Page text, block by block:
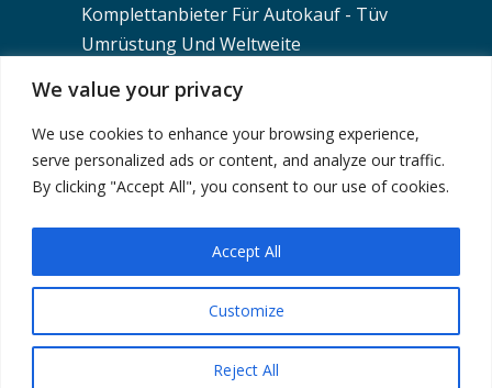
We value your privacy
We use cookies to enhance your browsing experience,
serve personalized ads or content, and analyze our traffic.
By clicking "Accept All", you consent to our use of cookies.
Customize
Reject All
Accept All
Komplettanbieter Für Autokauf - Tüv
Umrüstung Und Weltweite
BERLIN MOTORS LOGISTICS
+0049-30-743 02 710
Datenschutzerklärung
Berlin Motors - Fahrzeugkauf von Händler, Privat
oder eBay, Treuhandservice, Fahrzeugtransport &